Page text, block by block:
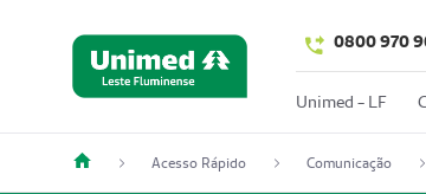
0800 970
Unimed - LF
Acesso Rápido Comunicação